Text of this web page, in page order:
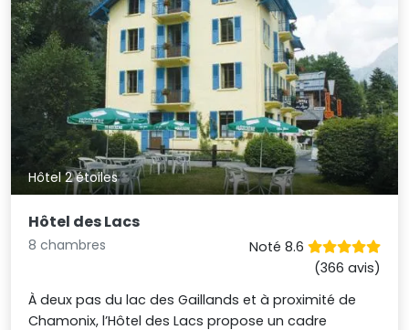
Hôtel 2 étoiles
Hôtel des Lacs
8 chambres
Noté 8.6
(366 avis)
À deux pas du lac des Gaillands et à proximité de
Chamonix, l’Hôtel des Lacs propose un cadre